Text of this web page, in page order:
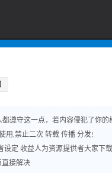
遵守这一点，若内容侵犯了你的
用,禁止二次 转载 传播 分发!
定 收益人为资源提供者大家下
直接解决